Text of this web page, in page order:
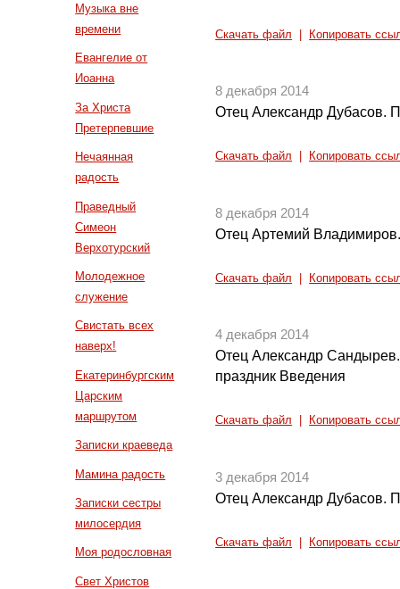
Музыка вне
времени
Евангелие от
Иоанна
За Христа
Претерпевшие
Нечаянная
радость
Праведный
Симеон
Верхотурский
Молодежное
служение
Свистать всех
наверх!
Екатеринбургским
Царским
маршрутом
Записки краеведа
Мамина радость
Записки сестры
милосердия
Моя родословная
Свет Христов
Скачать файл Копировать
8 декабря 2014
Отец Александр Дубасов.
Скачать файл Копировать
8 декабря 2014
Отец Артемий
Скачать файл Копировать
4 декабря 2014
Отец Александр
праздник Введения
Скачать файл Копировать
3 декабря 2014
Отец Александр Дубасов.
Скачать файл Копировать